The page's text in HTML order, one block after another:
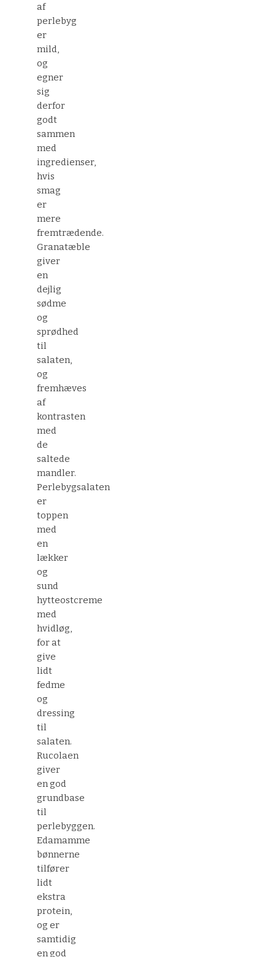
af
perlebyg
er
mild,
og
egner
sig
derfor
godt
sammen
med
ingredienser,
hvis
smag
er
mere
fremtrædende.
Granatæble
giver
en
dejlig
sødme
og
sprødhed
til
salaten,
og
fremhæves
af
kontrasten
med
de
saltede
mandler.
Perlebygsalaten
er
toppen
med
en
lækker
og
sund
hytteostcreme
med
hvidløg,
for at
give
lidt
fedme
og
dressing
til
salaten.
Rucolaen
giver
en god
grundbase
til
perlebyggen.
Edamamme
bønnerne
tilfører
lidt
ekstra
protein,
og er
samtidig
en god